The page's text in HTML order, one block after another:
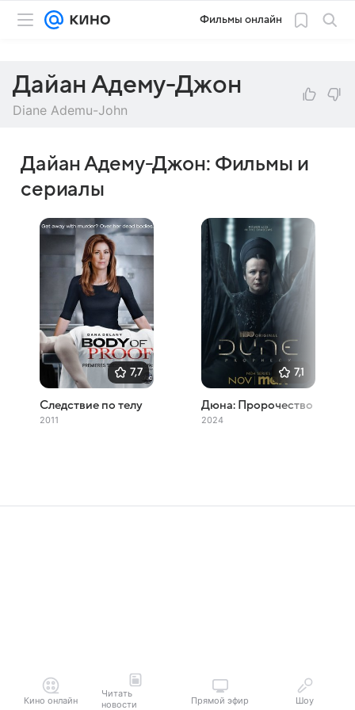
Фильмы онлайн
Дайан Адему-Джон
Diane Ademu-John
Дайан Адему-Джон: Фильмы и
сериалы
7,7
Следствие по телу
2011
7,1
Дюна: Пророчество
2024
Кино онлайн
Читать
новости
Прямой эфир Шоу